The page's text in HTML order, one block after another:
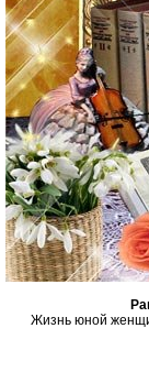
Жизнь юной